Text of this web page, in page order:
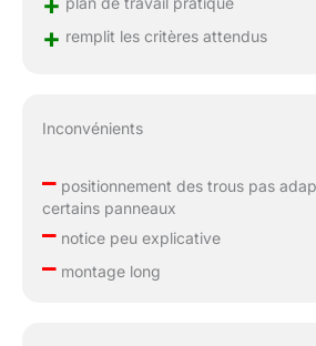
+ remplit les critères attendus
Inconvénients
–positionnement des trous pas
certains panneaux
–notice peu explicative
–montage long